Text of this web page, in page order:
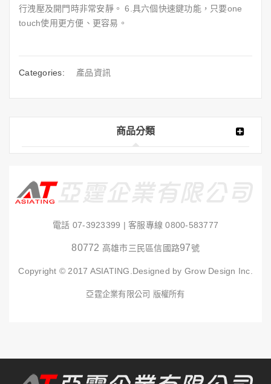
商品分類
電話 07-3923399 | 客服專線0800-583777
80772 高雄市三民區信國路97號
Copyright © 2017 ASIATING.Designed by Grow Design Inc.
亞霆企業有限公司 版權所有
行洩壓及開門時非常安靜。 6.具六個快速鍵功能，只要one
touch使用更方便、更容易。
Categories: 產品資訊